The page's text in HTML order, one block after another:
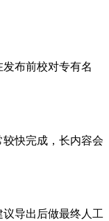
布前校对专有名
快完成，长内容会
导出后做最终人工